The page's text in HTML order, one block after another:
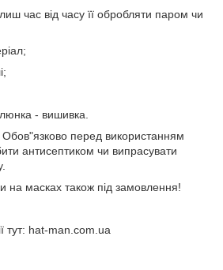
час від часу її обробляти паром чи
- вишивка.
Обов"язково перед використанням
антисептиком чи випрасувати
масках також під замовлення!
тут: hat-man.com.ua